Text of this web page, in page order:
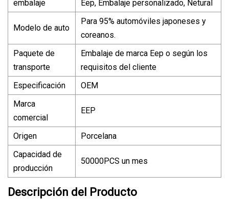
embalaje
Eep, Embalaje personalizado, Netural
Modelo de auto
Para 95% automóviles japoneses y
coreanos.
Paquete de
transporte
Embalaje de marca Eep o según los
requisitos del cliente
Especificación
OEM
Marca
comercial
EEP
Origen
Porcelana
Capacidad de
producción
50000PCS un mes
Descripción del Producto